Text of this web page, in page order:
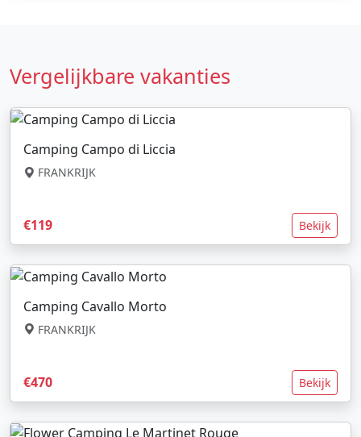
Vergelijkbare vakanties
Camping Campo di Liccia
FRANKRIJK
€119 Bekijk
Camping Cavallo Morto
FRANKRIJK
€470 Bekijk